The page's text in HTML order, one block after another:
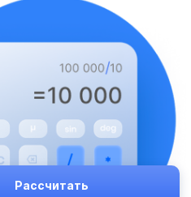
Рассчитать